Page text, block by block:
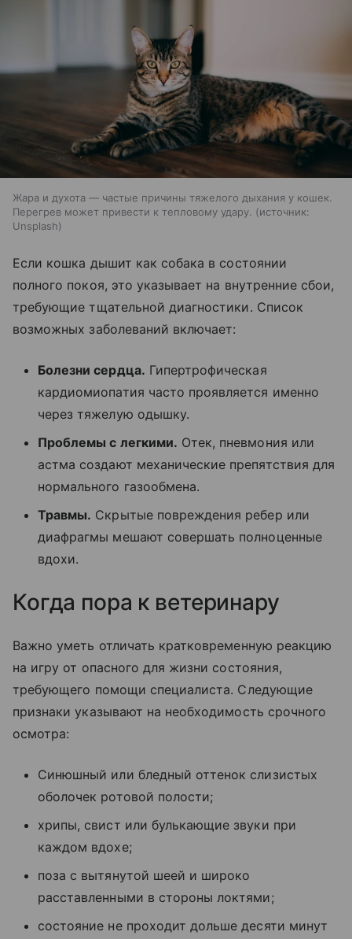
Жара и духота — частые причины тяжелого дыхания у кошек.
Перегрев может привести к тепловому удару.
источник:
Unsplash
Если кошка дышит как собака в состоянии
полного покоя, это указывает на внутренние сбои,
требующие тщательной диагностики. Список
возможных заболеваний включает:
Болезни сердца. Гипертрофическая
кардиомиопатия часто проявляется именно
через тяжелую одышку.
Проблемы с легкими. Отек, пневмония или
астма создают механические препятствия для
нормального газообмена.
Травмы. Скрытые повреждения ребер или
диафрагмы мешают совершать полноценные
вдохи.
Когда пора к ветеринару
Важно уметь отличать кратковременную реакцию
на игру от опасного для жизни состояния,
требующего помощи специалиста. Следующие
признаки указывают на необходимость срочного
осмотра:
Синюшный или бледный оттенок слизистых
оболочек ротовой полости;
хрипы, свист или булькающие звуки при
каждом вдохе;
поза с вытянутой шеей и широко
расставленными в стороны локтями;
состояние не проходит дольше десяти минут